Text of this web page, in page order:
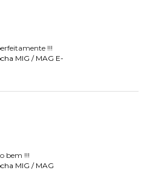
!!!
MIG / MAG E-
bem !!!
MIG / MAG